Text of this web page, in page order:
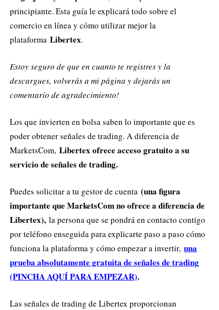
principiante. Esta guía le explicará todo sobre el
comercio en línea y cómo utilizar mejor la
plataforma Libertex.
Estoy seguro de que en cuanto te registres y la
descargues, volverás a mi página y dejarás un
comentario de agradecimiento!
Los que invierten en bolsa saben lo importante que es
poder obtener señales de trading. A diferencia de
MarketsCom, Libertex ofrece acceso gratuito a su
servicio de señales de trading.
Puedes solicitar a tu gestor de cuenta (una figura
importante que MarketsCom no ofrece a diferencia de
Libertex), la persona que se pondrá en contacto contigo
por teléfono enseguida para explicarte paso a paso cómo
funciona la plataforma y cómo empezar a invertir, una
prueba absolutamente gratuita de señales de trading
(PINCHA AQUÍ PARA EMPEZAR).
Las señales de trading de Libertex proporcionan